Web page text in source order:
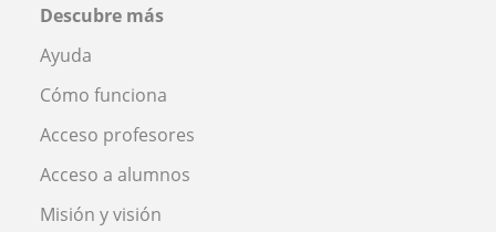
Descubre más
Ayuda
Cómo funciona
Acceso profesores
Acceso a alumnos
Misión y visión